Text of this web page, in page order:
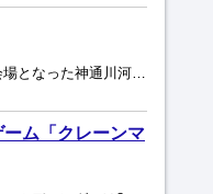
富山県遊技業協同組合青年部会は8月1日、第78回北日本新聞納涼花火の会場となった神通川河川敷の清掃活動に参加した。同青年部会は、社会貢献活動の一環として昨年に引き続き清掃活動に参加。当日は、県遊...
ム「クレーンマ